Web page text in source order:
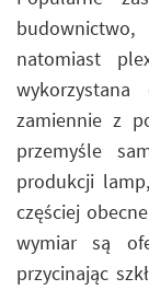
natomiast
zamiennie z
przemyśle
produkcji
częściej
wymiar są
przycinając